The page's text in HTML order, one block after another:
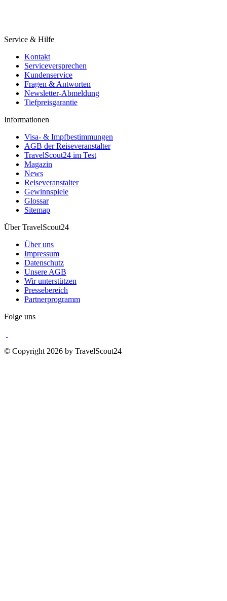
Service & Hilfe
Kontakt
Serviceversprechen
Kundenservice
Fragen & Antworten
Newsletter-Abmeldung
Tiefpreisgarantie
Informationen
Visa- & Impfbestimmungen
AGB der Reiseveranstalter
TravelScout24 im Test
Magazin
News
Reiseveranstalter
Gewinnspiele
Glossar
Sitemap
Über TravelScout24
Über uns
Impressum
Datenschutz
Unsere AGB
Wir unterstützen
Pressebereich
Partnerprogramm
Folge uns
© Copyright 2026 by TravelScout24